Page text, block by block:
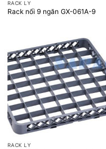
RACK LY
Rack nối 9 ngăn GX-061A-9
RACK LY